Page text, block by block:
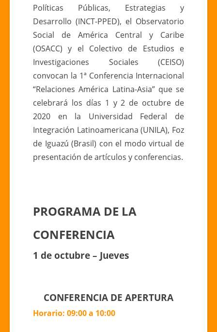
Políticas Públicas, Estrategias y
Desarrollo (INCT-PPED), el Observatorio
Social de América Central y Caribe
(OSACC) y el Colectivo de Estudios e
Investigaciones Sociales (CEISO)
convocan la 1ª Conferencia Internacional
“Relaciones América Latina-Asia” que se
celebrará los días 1 y 2 de octubre de
2020 en la Universidad Federal de
Integración Latinoamericana (UNILA), Foz
de Iguazú (Brasil) con el modo virtual de
presentación de artículos y conferencias.
PROGRAMA DE LA
CONFERENCIA
1 de octubre – Jueves
CONFERENCIA DE APERTURA
Horario: 09:00 a 10:00